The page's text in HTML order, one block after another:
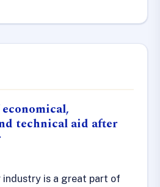
technical aid after
industry is a great part of